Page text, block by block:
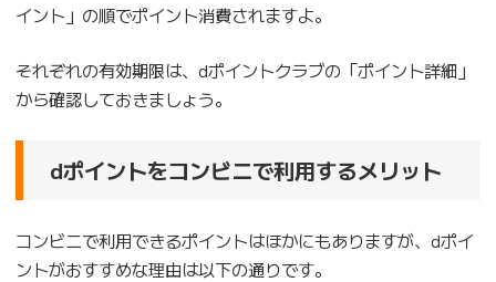
イント」の順でポイント消費されますよ。
それぞれの有効期限は、dポイントクラブの「ポイント詳細」
から確認しておきましょう。
dポイントをコンビニで利用するメリット
コンビニで利用できるポイントはほかにもありますが、dポイ
ントがおすすめな理由は以下の通りです。